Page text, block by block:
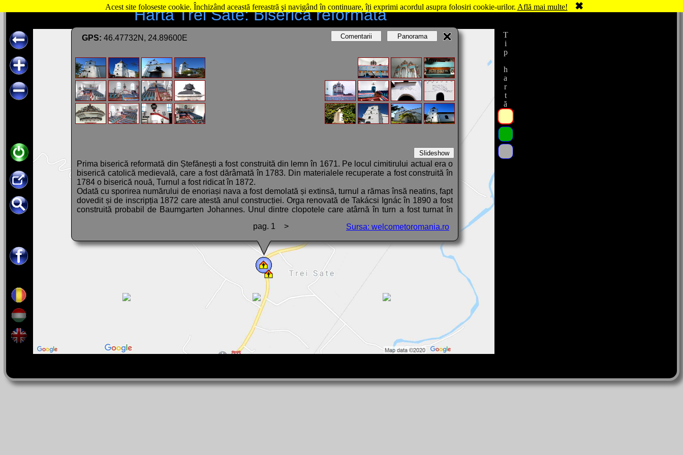
Acest site foloseste cookie. Închizând această fereastră şi navigând în continuare, îți exprimi acordul asupra folosiri cookie-urilor. Află mai multe! ✖
Hartă Trei Sate: Biserica reformată
Prima biserică reformată din Ștefănești a fost construită din lemn în 1671. Pe locul cimitirului actual era o
biserică catolică medievală, care a fost dărâmată în 1783. Din materialele recuperate a fost construită în
1784 o biserică nouă, Turnul a fost ridicat în 1872.
Odată cu sporirea numărului de enoriași nava a fost demolată și extinsă, turnul a rămas însă neatins, fapt
dovedit și de inscripția 1872 care atestă anul construcției. Orga renovată de Takácsi Ignác în 1890 a fost
construită probabil de Baumgarten Johannes. Unul dintre clopotele care atârnă în turn a fost turnat în
Sursa: welcometoromania.ro
GPS: 46.47732N, 24.89600E
Slideshow
Comentarii Panorama
pag. 1 >
Tip hartă